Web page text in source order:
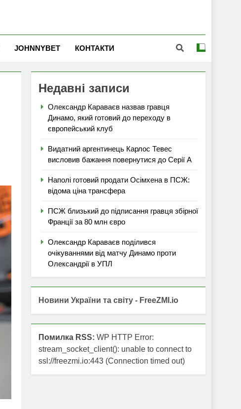
JOHNNYBET КОНТАКТИ
Недавні записи
Олександр Караваєв назвав гравця
Динамо, який готовий до переходу в
європейський клуб
Видатний аргентинець Карлос Тевес
висловив бажання повернутися до Серії А
Наполі готовий продати Осімхена в ПСЖ:
відома ціна трансфера
ПСЖ близький до підписання гравця збірної
Франції за 80 млн євро
Олександр Караваєв поділився
очікуваннями від матчу Динамо проти
Олександрії в УПЛ
Новини України та світу - FreeZMI.io
Помилка RSS: WP HTTP Error:
stream_socket_client(): unable to connect to
ssl://freezmi.io:443 (Connection timed out)